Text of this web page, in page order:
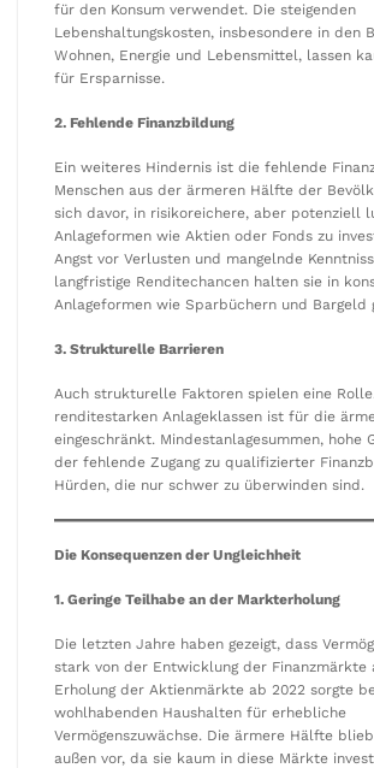
für den Konsum verwendet. Die steigenden
Lebenshaltungskosten, insbesondere in den
Wohnen, Energie und Lebensmittel, lassen
für Ersparnisse.
2. Fehlende Finanzbildung
Ein weiteres Hindernis ist die fehlende
Menschen aus der ärmeren Hälfte der
sich davor, in risikoreichere, aber potenziell
Anlageformen wie Aktien oder Fonds zu
Angst vor Verlusten und mangelnde
langfristige Renditechancen halten sie in
Anlageformen wie Sparbüchern und Bargeld
3. Strukturelle Barrieren
Auch strukturelle Faktoren spielen eine
renditestarken Anlageklassen ist für die
eingeschränkt. Mindestanlagesummen, hohe
der fehlende Zugang zu qualifizierter
Hürden, die nur schwer zu überwinden sind.
Die Konsequenzen der Ungleichheit
1. Geringe Teilhabe an der Markterholung
Die letzten Jahre haben gezeigt, dass
stark von der Entwicklung der Finanzmärkte
Erholung der Aktienmärkte ab 2022 sorgte
wohlhabenden Haushalten für erhebliche
Vermögenszuwächse. Die ärmere Hälfte
außen vor, da sie kaum in diese Märkte